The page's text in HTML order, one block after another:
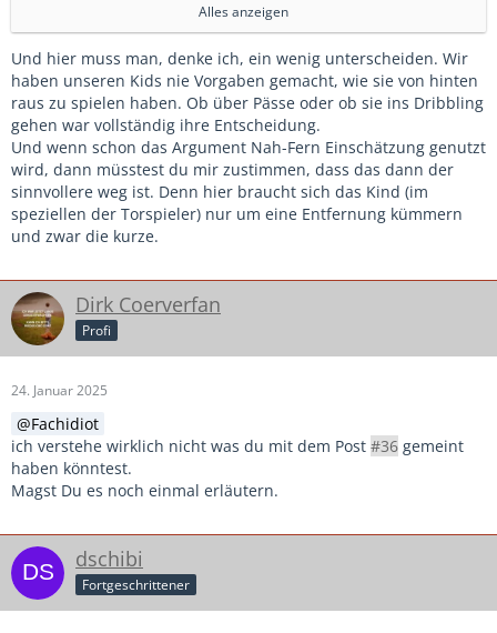
Wenn die Gesichtfelder noch eingeschränkt sind, Wenn die
Nahfernumschaltung noch nicht gut funktioniert und wenn
Kinder erst mit ca. 9 Jahren (Achtung Statistik betrachtet nie
den Einzelnen) Entfernungen einschätzen können, warum
muss ich dann Pässe als Taktik üben, bzw. durch
Regeländerungen erzwingen?
Wäre es nicht viel einfacher seine Trainingsschwerpunkte so
zu setzten, dass man dabei den Entwicklungstand der
Kinder berücksichtigt.
Wenn Kinder noch keine Entfernungen einschätzen können
Gefahrenbewusstsein haben, warum soll ich dann Taktiken
(Spieleröffnung und Kurzpassspiel) trainieren und oder
einfordern? Wäre es nicht viel besser, dass zu trainieren,
wass der Entwicklungsstand der Kinder zulässt.
beherrscht wird früher oder später den Ball als seine
eingeschränktes Sichtfeld haben, Entfernungen noch nicht
abschätzen können, noch nicht spiegelbildlich Denken
können (Pass auf den starken Fuß des Mitspielers ist somit
nur Glück) warum dann nicht das Dribbeln bis zum
Ist es nicht das, was die Kinder lieben und was ihnen
Selbstvertrauen gibt?
Ich beherrsche meinen Körper, ich beherrsche den Ball und
mir gelingt schon mal ein "raumüberwindendes Dribbling"
Alles anzeigen
Und hier muss man, denke ich, ein wenig unterscheiden. Wir
haben unseren Kids nie Vorgaben gemacht, wie sie von hinten
raus zu spielen haben. Ob über Pässe oder ob sie ins Dribbling
gehen war vollständig ihre Entscheidung.
Und wenn schon das Argument Nah-Fern Einschätzung genutzt
wird, dann müsstest du mir zustimmen, dass das dann der
sinnvollere weg ist. Denn hier braucht sich das Kind (im
speziellen der Torspieler) nur um eine Entfernung kümmern
und zwar die kurze.
Dirk Coerverfan
Profi
24. Januar 2025
Fachidiot
ich verstehe wirklich nicht was du mit dem Post #36 gemeint
haben könntest.
Magst Du es noch einmal erläutern.
dschibi
Fortgeschrittener